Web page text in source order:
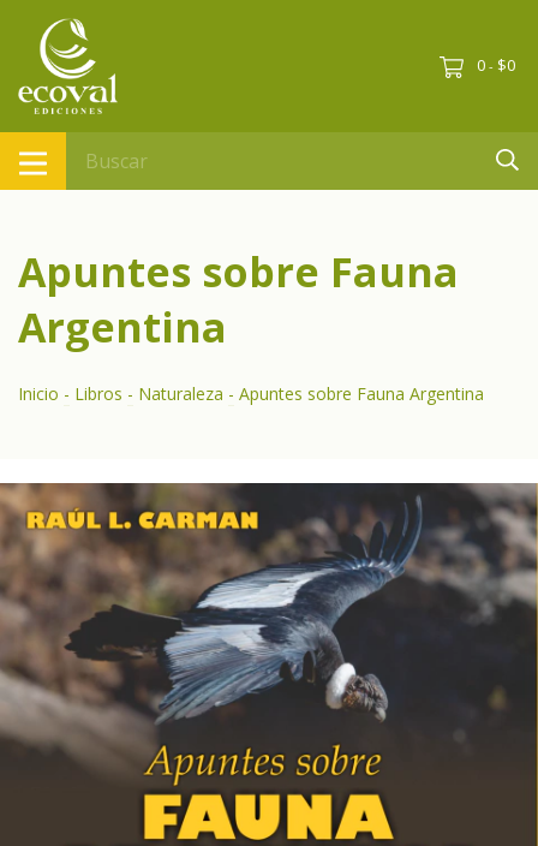
0 - $0
Apuntes sobre Fauna
Argentina
Inicio - Libros - Naturaleza - Apuntes sobre Fauna Argentina